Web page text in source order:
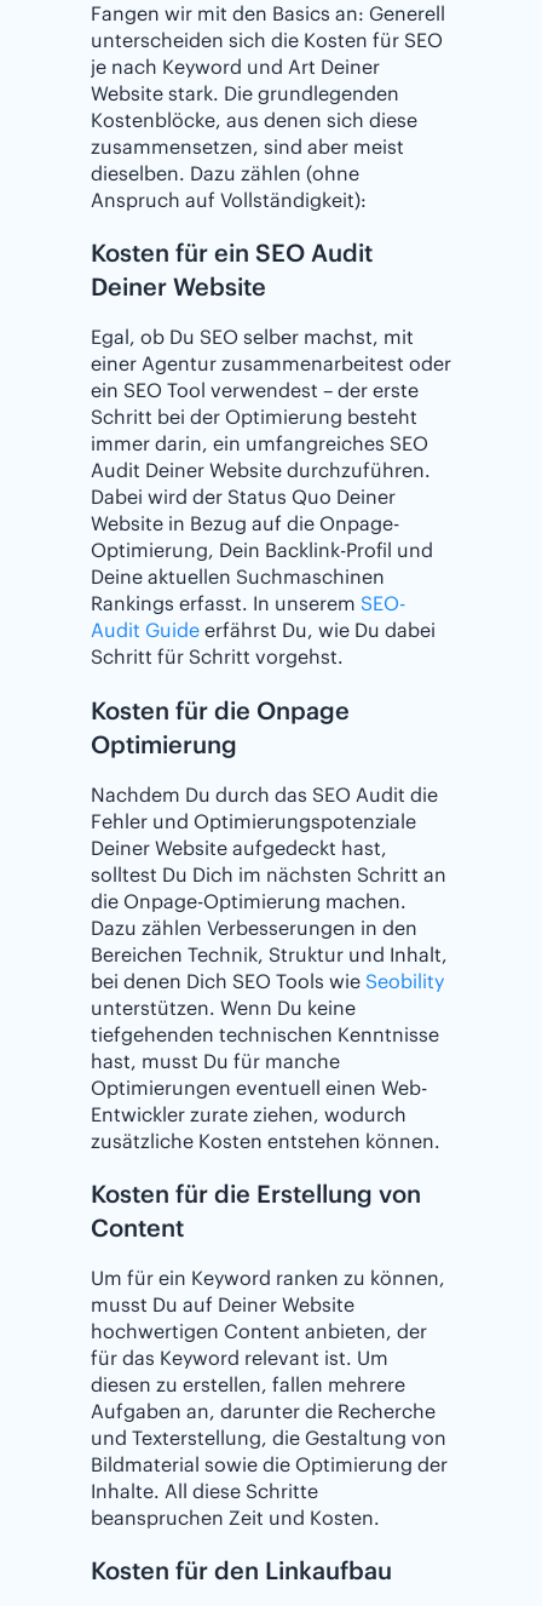
Fangen wir mit den Basics an: Generell
unterscheiden sich die Kosten für SEO
je nach Keyword und Art Deiner
Website stark. Die grundlegenden
Kostenblöcke, aus denen sich diese
zusammensetzen, sind aber meist
dieselben. Dazu zählen (ohne
Anspruch auf Vollständigkeit):
Kosten für ein SEO Audit
Deiner Website
Egal, ob Du SEO selber machst, mit
einer Agentur zusammenarbeitest oder
ein SEO Tool verwendest – der erste
Schritt bei der Optimierung besteht
immer darin, ein umfangreiches SEO
Audit Deiner Website durchzuführen.
Dabei wird der Status Quo Deiner
Website in Bezug auf die Onpage-
Optimierung, Dein Backlink-Profil und
Deine aktuellen Suchmaschinen
Rankings erfasst. In unserem SEO-
Audit Guide erfährst Du, wie Du dabei
Schritt für Schritt vorgehst.
Kosten für die Onpage
Optimierung
Nachdem Du durch das SEO Audit die
Fehler und Optimierungspotenziale
Deiner Website aufgedeckt hast,
solltest Du Dich im nächsten Schritt an
die Onpage-Optimierung machen.
Dazu zählen Verbesserungen in den
Bereichen Technik, Struktur und Inhalt,
bei denen Dich SEO Tools wie Seobility
unterstützen. Wenn Du keine
tiefgehenden technischen Kenntnisse
hast, musst Du für manche
Optimierungen eventuell einen Web-
Entwickler zurate ziehen, wodurch
zusätzliche Kosten entstehen können.
Kosten für die Erstellung von
Content
Um für ein Keyword ranken zu können,
musst Du auf Deiner Website
hochwertigen Content anbieten, der
für das Keyword relevant ist. Um
diesen zu erstellen, fallen mehrere
Aufgaben an, darunter die Recherche
und Texterstellung, die Gestaltung von
Bildmaterial sowie die Optimierung der
Inhalte. All diese Schritte
beanspruchen Zeit und Kosten.
Kosten für den Linkaufbau